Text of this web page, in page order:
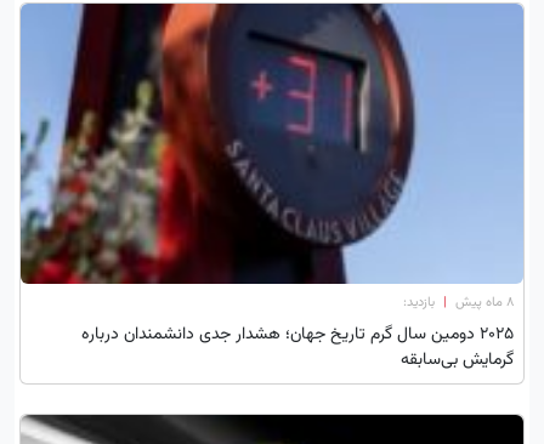
۸ ماه پیش | بازدید:
۲۰۲۵ دومین سال گرم تاریخ جهان؛ هشدار جدی دانشمندان درباره
گرمایش بی‌سابقه